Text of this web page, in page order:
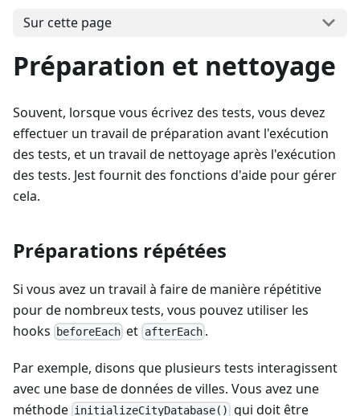
Sur cette page
Préparation et nettoyage
Souvent, lorsque vous écrivez des tests, vous devez
effectuer un travail de préparation avant l'exécution
des tests, et un travail de nettoyage après l'exécution
des tests. Jest fournit des fonctions d'aide pour gérer
cela.
Préparations répétées
Si vous avez un travail à faire de manière répétitive
pour de nombreux tests, vous pouvez utiliser les
hooks
beforeEach et afterEach.
Par exemple, disons que plusieurs tests interagissent
avec une base de données de villes. Vous avez une
méthode initializeCityDatabase() qui doit être